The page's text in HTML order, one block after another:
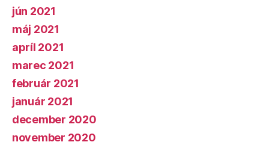
jún 2021
máj 2021
apríl 2021
marec 2021
február 2021
január 2021
december 2020
november 2020